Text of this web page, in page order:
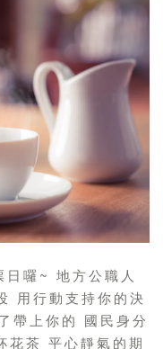
囉~ 地方公職人
用行動支持你的決
帶上你的 國民身分
茶 平心靜氣的期